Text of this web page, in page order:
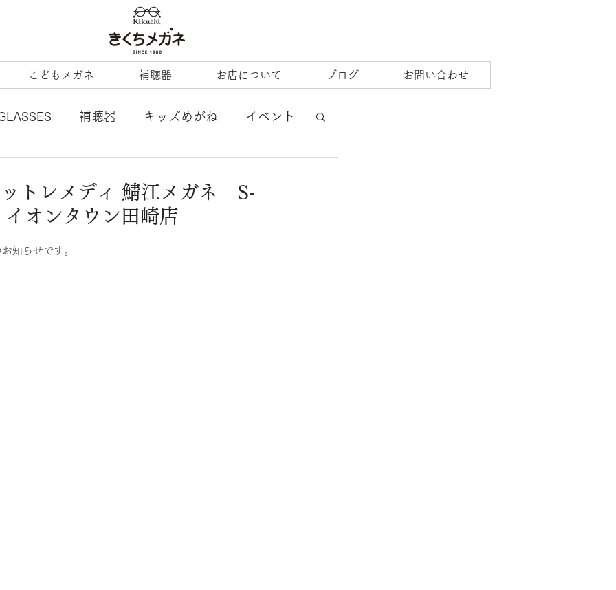
こどもメガネ 補聴器 お店について ブログ お問い合わせ
補聴器 キッズめがね イベント
LineArt COACH
トレメディ 鯖江メガネ S-
ンタウン田崎店
知らせです。